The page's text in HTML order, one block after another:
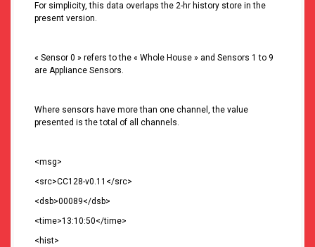
For simplicity, this data overlaps the 2-hr history store in the
present version.
« Sensor 0 » refers to the « Whole House » and Sensors 1 to 9
are Appliance Sensors.
Where sensors have more than one channel, the value
presented is the total of all channels.
<msg>
<src>CC128-v0.11</src>
<dsb>00089</dsb>
<time>13:10:50</time>
<hist>